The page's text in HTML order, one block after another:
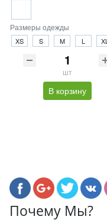
Размеры одежды
XS S M L XL
шт
В корзину
Почему Мы?